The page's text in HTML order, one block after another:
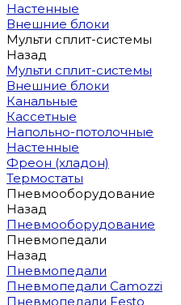
Настенные
Внешние блоки
Мульти сплит-системы
Назад
Мульти сплит-системы
Внешние блоки
Канальные
Кассетные
Напольно-потолочные
Настенные
Фреон (хладон)
Термостаты
Пневмооборудование
Назад
Пневмооборудование
Пневмопедали
Назад
Пневмопедали
Пневмопедали Camozzi
Пневмопедали Festo